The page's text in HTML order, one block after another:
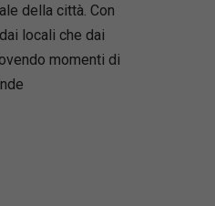
della città. Con
locali che dai
momenti di